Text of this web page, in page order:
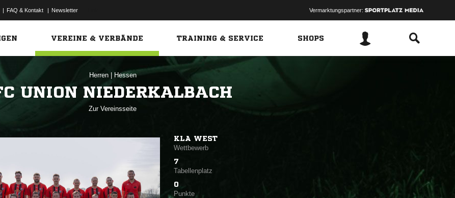
| FAQ & Kontakt | Newsletter Vermarktungspartner:
VEREINE & VERBÄNDE TRAINING & SERVICE SHOPS
Herren Hessen
UNION NIEDERKALBACH
Zur Vereinsseite
KLA WEST
Wettbewerb
7
Tabellenplatz
0
Punkte